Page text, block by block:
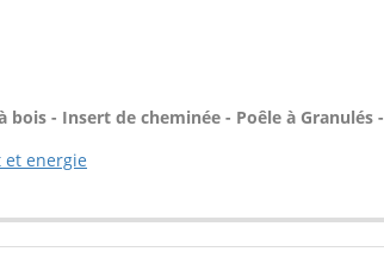
bois - Insert de cheminée - Poêle à Granulés -
et energie